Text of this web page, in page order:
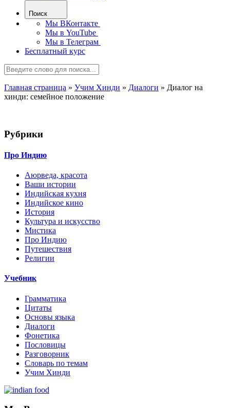
Поиск
Мы ВКонтакте
Мы в YouTube
Мы в Телеграм
Бесплатный курс
Главная страница » Учим Хинди » Диалоги » Диалог на
хинди: семейное положение
Рубрики
Про Индию
Аюрведа, красота
Ваши истории
Индийская кухня
Индийское кино
История
Культура и искусство
Мистика
Про Индию
Путешествия
Религии
Учебник
Грамматика
Цитаты
Основы языка
Диалоги
Фонетика
Пословицы
Разговорник
Словарь по темам
Учим Хинди